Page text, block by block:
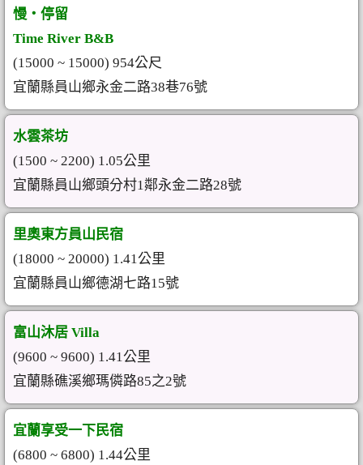
慢‧停留
Time River B&B
(15000 ~ 15000) 954公尺
宜蘭縣員山鄉永金二路38巷76號
水雲茶坊
(1500 ~ 2200) 1.05公里
宜蘭縣員山鄉頭分村1鄰永金二路28號
里奧東方員山民宿
(18000 ~ 20000) 1.41公里
宜蘭縣員山鄉德湖七路15號
富山沐居 Villa
(9600 ~ 9600) 1.41公里
宜蘭縣礁溪鄉瑪僯路85之2號
宜蘭享受一下民宿
(6800 ~ 6800) 1.44公里